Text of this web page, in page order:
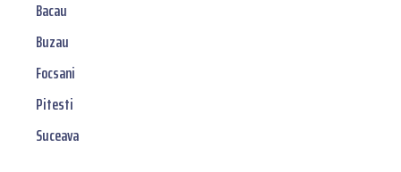
Bacau
Buzau
Focsani
Pitesti
Suceava